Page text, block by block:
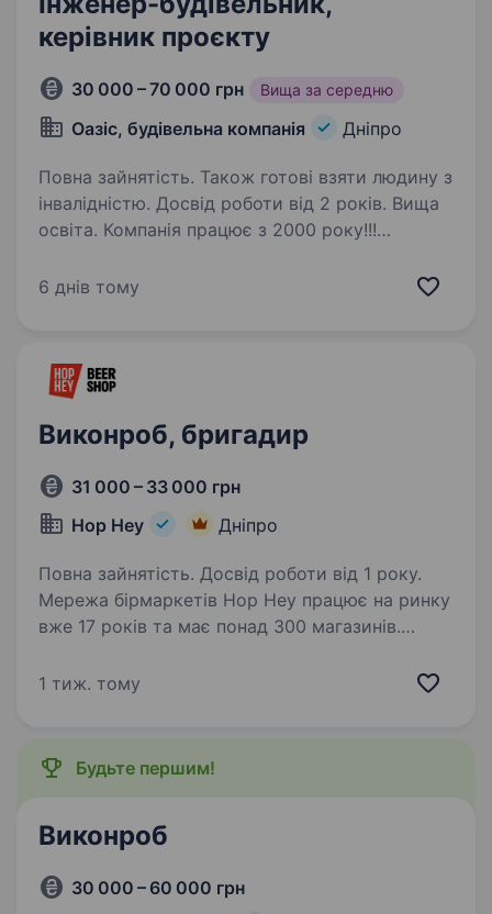
керівник проєкту
30 000 – 70 000 грн Вища за середню
Оазіс, будівельна компанія Дніпро
Повна зайнятість. Також готові взяти людину з
інвалідністю. Досвід роботи від 2 років. Вища
освіта. Компанія працює з 2000 року!!!
та реконструкція промислових
керівника будівельного…
6 днів тому
Виконроб, бригадир
31 000 – 33 000 грн
Hop Hey
Дніпро
Повна зайнятість. Досвід роботи від 1 року.
Мережа бірмаркетів Hop Hey працює на ринку
вже 17 років та має понад 300 магазинів.
яка має власні виробництва пива, сидрів
1 тиж. тому
Будьте першим!
Виконроб
30 000 – 60 000 грн